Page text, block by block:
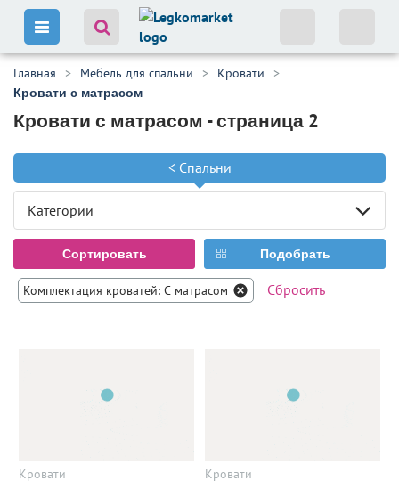
Главная Мебель для спальни
Кровати
Кровати с матрасом
Кровати с матрасом - страница 2
< Спальни
Категории
Сортировать Подобрать
Комплектация кроватей: С матрасом Сбросить
Кровати Кровати